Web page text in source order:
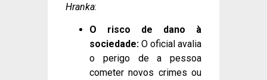
Hranka:
O risco de dano à
sociedade: O oficial avalia
o perigo de a pessoa
cometer novos crimes ou